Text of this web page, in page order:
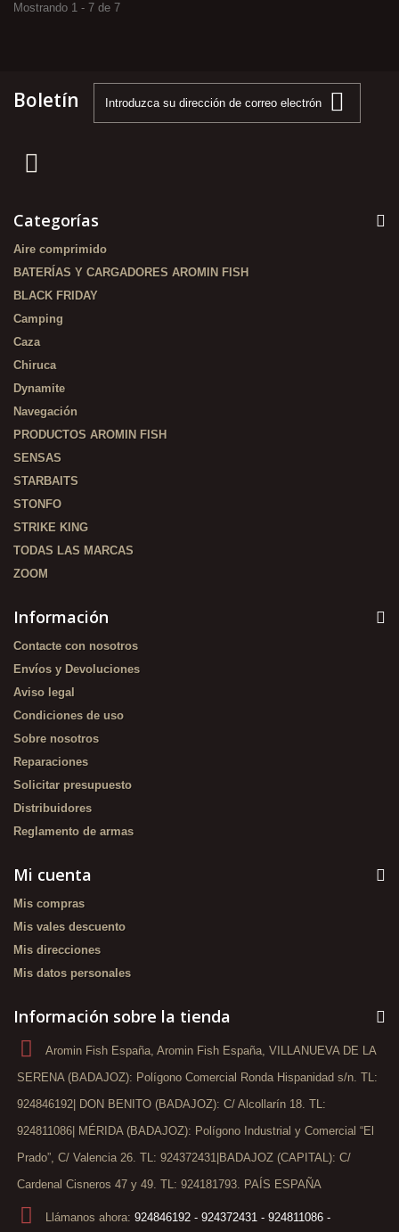
Mostrando 1 - 7 de 7
Boletín
Categorías
Aire comprimido
BATERÍAS Y CARGADORES AROMIN FISH
BLACK FRIDAY
Camping
Caza
Chiruca
Dynamite
Navegación
PRODUCTOS AROMIN FISH
SENSAS
STARBAITS
STONFO
STRIKE KING
TODAS LAS MARCAS
ZOOM
Información
Contacte con nosotros
Envíos y Devoluciones
Aviso legal
Condiciones de uso
Sobre nosotros
Reparaciones
Solicitar presupuesto
Distribuidores
Reglamento de armas
Mi cuenta
Mis compras
Mis vales descuento
Mis direcciones
Mis datos personales
Información sobre la tienda
Aromin Fish España, Aromin Fish España, VILLANUEVA DE LA
SERENA (BADAJOZ): Polígono Comercial Ronda Hispanidad s/n. TL:
924846192| DON BENITO (BADAJOZ): C/ Alcollarín 18. TL:
924811086| MÉRIDA (BADAJOZ): Polígono Industrial y Comercial “El
Prado”, C/ Valencia 26. TL: 924372431|BADAJOZ (CAPITAL): C/
Cardenal Cisneros 47 y 49. TL: 924181793. PAÍS ESPAÑA
Llámanos ahora: 924846192 - 924372431 - 924811086 -